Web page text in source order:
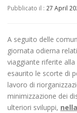
Pubblicato il : 27 April
A seguito delle
giornata odierna
viaggiante riferite
esaurito le scorte di
lavoro di
minimizzazione dei
ulteriori sviluppi,